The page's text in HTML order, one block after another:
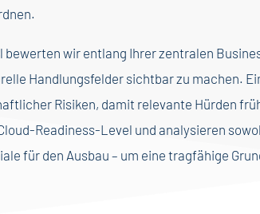
bewerten wir entlang Ihrer zentralen
Handlungsfelder sichtbar zu machen.
Risiken, damit relevante Hürden
Readiness-Level und analysieren
für den Ausbau – um eine tragfähige